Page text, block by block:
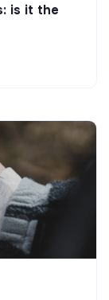
is it the